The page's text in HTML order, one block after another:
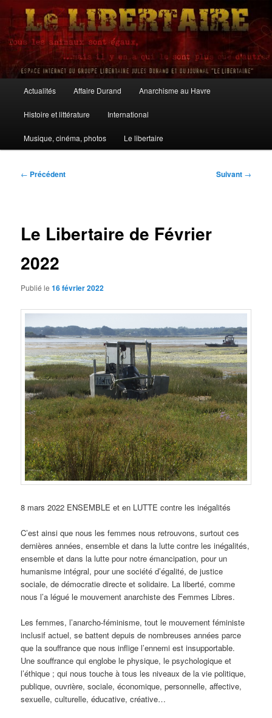
Aller
contenu
principalLe Libertaire
principal
Actualités Affaire Durand Anarchisme au Havre
Histoire et littérature International
Musique, cinéma, photos Le libertaire
Navigation
← Précédent Suivant →
Le Libertaire de Février
2022
Publié le16 février 2022
8 mars 2022 ENSEMBLE et en LUTTE contre les inégalités
C’est ainsi que nous les femmes nous retrouvons, surtout ces
dernières années, ensemble et dans la lutte contre les inégalités,
ensemble et dans la lutte pour notre émancipation, pour un
humanisme intégral, pour une société d’égalité, de justice
sociale, de démocratie directe et solidaire. La liberté, comme
nous l’a légué le mouvement anarchiste des Femmes Libres.
Les femmes, l’anarcho-féminisme, tout le mouvement féministe
inclusif actuel, se battent depuis de nombreuses années parce
que la souffrance que nous inflige l’ennemi est insupportable.
Une souffrance qui englobe le physique, le psychologique et
l’éthique ; qui nous touche à tous les niveaux de la vie politique,
publique, ouvrière, sociale, économique, personnelle, affective,
sexuelle, culturelle, éducative, créative…